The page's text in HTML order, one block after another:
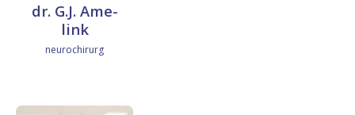
dr. G.J. Ame­
link
neurochirurg
.
G
J